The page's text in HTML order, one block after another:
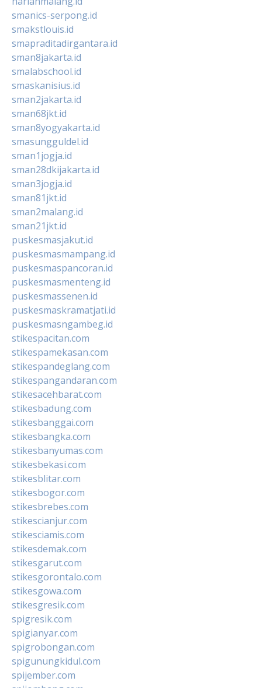
smanics-serpong.id
smakstlouis.id
smapraditadirgantara.id
sman8jakarta.id
smalabschool.id
smaskanisius.id
sman2jakarta.id
sman68jkt.id
sman8yogyakarta.id
smasungguldel.id
sman1jogja.id
sman28dkijakarta.id
sman3jogja.id
sman81jkt.id
sman2malang.id
sman21jkt.id
puskesmasjakut.id
puskesmasmampang.id
puskesmaspancoran.id
puskesmasmenteng.id
puskesmassenen.id
puskesmaskramatjati.id
puskesmasngambeg.id
stikespacitan.com
stikespamekasan.com
stikespandeglang.com
stikespangandaran.com
stikesacehbarat.com
stikesbadung.com
stikesbanggai.com
stikesbangka.com
stikesbanyumas.com
stikesbekasi.com
stikesblitar.com
stikesbogor.com
stikesbrebes.com
stikescianjur.com
stikesciamis.com
stikesdemak.com
stikesgarut.com
stikesgorontalo.com
stikesgowa.com
stikesgresik.com
spigresik.com
spigianyar.com
spigrobongan.com
spigunungkidul.com
spijember.com